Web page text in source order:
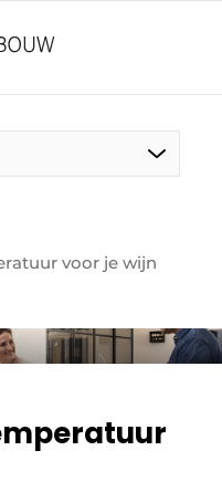
design en techniek
badkamerbranche
voor je wijn